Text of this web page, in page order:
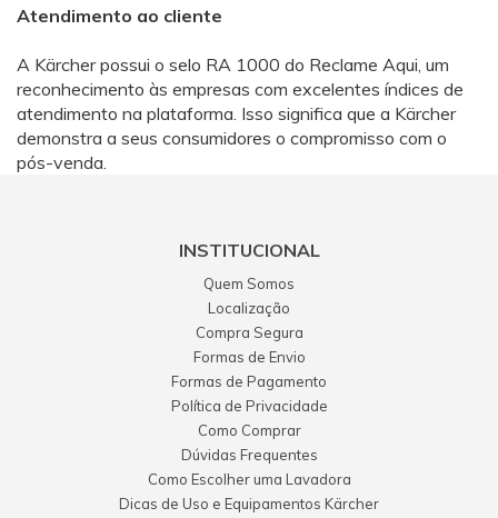
Atendimento ao cliente
A Kärcher possui o selo RA 1000 do Reclame Aqui, um
reconhecimento às empresas com excelentes índices de
atendimento na plataforma. Isso significa que a Kärcher
demonstra a seus consumidores o compromisso com o
pós-venda.
INSTITUCIONAL
Quem Somos
Localização
Compra Segura
Formas de Envio
Formas de Pagamento
Política de Privacidade
Como Comprar
Dúvidas Frequentes
Como Escolher uma Lavadora
Dicas de Uso e Equipamentos Kärcher